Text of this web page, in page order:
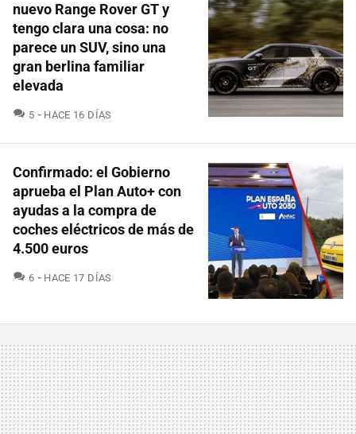
nuevo Range Rover GT y
tengo clara una cosa: no
parece un SUV, sino una
gran berlina familiar
elevada
5 COMENTARIOS
HACE 16 DÍAS
Confirmado: el Gobierno
aprueba el Plan Auto+ con
ayudas a la compra de
coches eléctricos de más de
4.500 euros
6 COMENTARIOS
HACE 17 DÍAS